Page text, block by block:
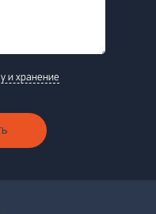
и хранение